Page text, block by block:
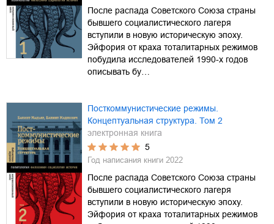
После распада Советского Союза страны
бывшего социалистического лагеря
вступили в новую историческую эпоху.
Эйфория от краха тоталитарных режимов
побудила исследователей 1990-х годов
описывать бу…
Посткоммунистические режимы.
Концептуальная структура. Том 2
электронная книга
5
Год написания книги 2022
После распада Советского Союза страны
бывшего социалистического лагеря
вступили в новую историческую эпоху.
Эйфория от краха тоталитарных режимов